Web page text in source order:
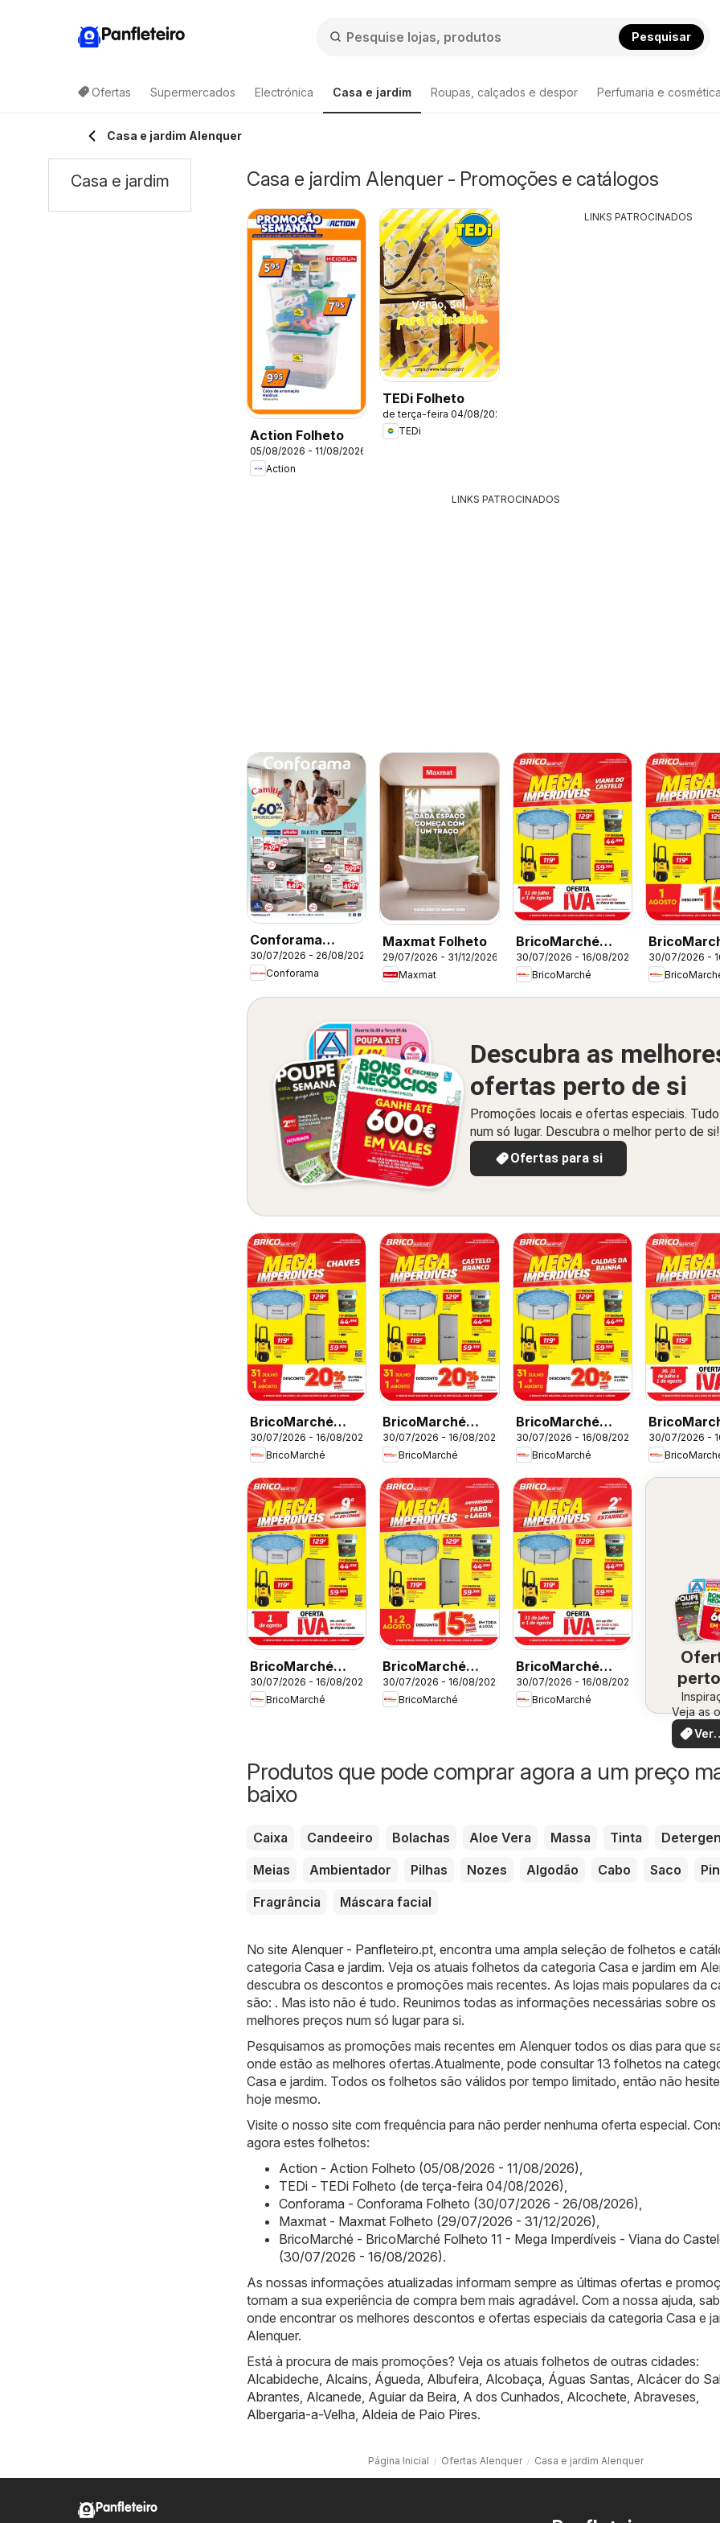
Panfleteiro Pesquisar
Ofertas Supermercados Electrónica Casa e jardim Roupas, calçados e despor Perfumaria e cosmética
Casa e jardim Alenquer
Casa e jardim Alenquer - Promoções e catálogos
Action Folheto
05/08/2026 - 11/08/2026
Action
TEDi Folheto
de terça-feira 04/08/2026
TEDi
LINKS PATROCINADOS
LINKS PATROCINADOS
Conforama
Folheto
30/07/2026 - 26/08/2026
Conforama
Maxmat Folheto
29/07/2026 - 31/12/2026
Maxmat
BricoMarché
Folheto 11 - Mega
Imperdíveis -
Viana do Castelo
30/07/2026 - 16/08/2026
BricoMarché
Folheto 11
Imperdíveis
Ovar
30/07/2026 -
Descubra as
ofertas perto de si
Promoções locais e ofertas especiais. Tudo
num só lugar. Descubra o melhor perto de si!
Ofertas para si
BricoMarché
Folheto 11 - Mega
Imperdíveis -
Chaves
30/07/2026 - 16/08/2026
BricoMarché
BricoMarché
Folheto 11 - Mega
Imperdíveis -
Castelo Branco
30/07/2026 - 16/08/2026
BricoMarché
BricoMarché
Folheto 11 - Mega
Imperdíveis -
Caldas da Rainha
30/07/2026 - 16/08/2026
BricoMarché
Folheto 11
Imperdíveis
Viseu
30/07/2026 -
BricoMarché
Folheto 11 - Mega
Imperdíveis - Vila
30/07/2026 - 16/08/2026
BricoMarché
BricoMarché
Folheto 11 - Mega
Imperdíveis -
30/07/2026 - 16/08/2026
BricoMarché
BricoMarché
Folheto 11 - Mega
Imperdíveis -
30/07/2026 - 16/08/2026
BricoMarché
Veja as
pertoVer
Produtos que pode comprar agora a um preço
baixo
Caixa Candeeiro Bolachas Aloe Vera Massa Tinta
Meias
Ambientador Pilhas Nozes Algodão Cabo Saco
Fragrância
Máscara facial
No site Alenquer - Panfleteiro.pt, encontra uma ampla seleção de folhetos e
categoria Casa e jardim. Veja os atuais folhetos da categoria Casa e jardim em
descubra os descontos e promoções mais recentes. As lojas mais populares da
são: . Mas isto não é tudo. Reunimos todas as informações necessárias sobre os
melhores preços num só lugar para si.
Pesquisamos as promoções mais recentes em Alenquer todos os dias para que
onde estão as melhores ofertas.Atualmente, pode consultar 13 folhetos na
Casa e jardim. Todos os folhetos são válidos por tempo limitado, então não
hoje mesmo.
Visite o nosso site com frequência para não perder nenhuma oferta especial.
agora estes folhetos:
Action - Action Folheto (05/08/2026 - 11/08/2026),
TEDi - TEDi Folheto (de terça-feira 04/08/2026),
Conforama - Conforama Folheto (30/07/2026 - 26/08/2026),
Maxmat - Maxmat Folheto (29/07/2026 - 31/12/2026),
BricoMarché - BricoMarché Folheto 11 - Mega Imperdíveis - Viana do
(30/07/2026 - 16/08/2026).
As nossas informações atualizadas informam sempre as últimas ofertas e
tornam a sua experiência de compra bem mais agradável. Com a nossa ajuda,
onde encontrar os melhores descontos e ofertas especiais da categoria Casa e
Alenquer.
Está à procura de mais promoções? Veja os atuais folhetos de outras cidades:
Alcabideche, Alcains, Águeda, Albufeira, Alcobaça, Águas Santas, Alcácer do
Abrantes, Alcanede, Aguiar da Beira, A dos Cunhados, Alcochete, Abraveses,
Albergaria-a-Velha, Aldeia de Paio Pires.
Página Inicial Ofertas Alenquer Casa e jardim Alenquer
Casa e jardim
Panfleteiro